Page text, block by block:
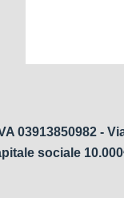
03913850982 -
sociale